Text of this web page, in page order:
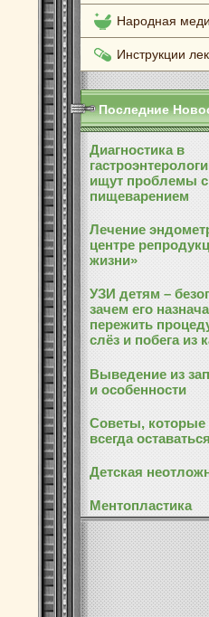
Народная
Инструкции
Последние
Диагностика в
ищут проблемы с
пищеварением
Лечение
центре
жизни»
УЗИ детям –
зачем его
пережить
слёз и побега из
Выведение из
и особенности
Советы, которые
всегда
Детская
Ментопластика